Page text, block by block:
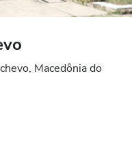
Macedônia do